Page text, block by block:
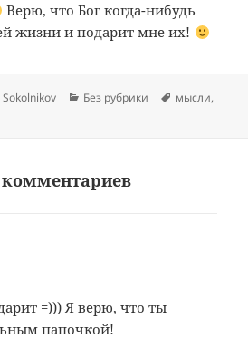
Верю, что Бог когда-нибудь
жизни и подарит мне их!
Sokolnikov Рубрики
Без рубрики Метки
мысли,
комментариев
=))) Я верю, что ты
папочкой!